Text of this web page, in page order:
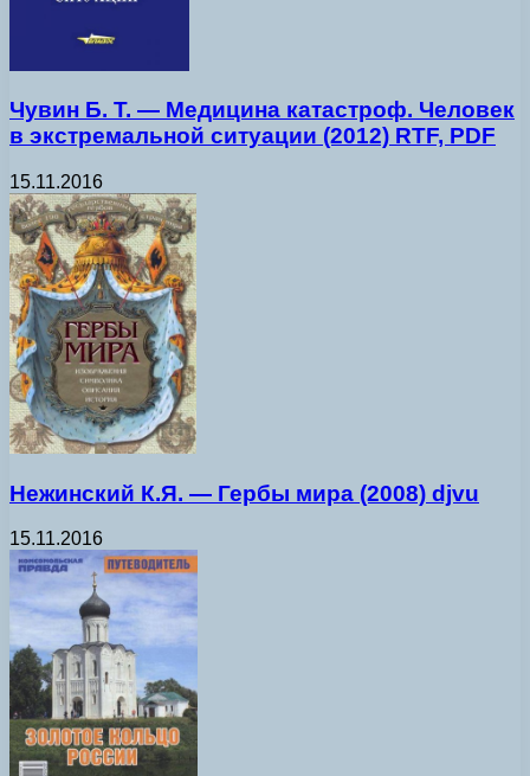
Чувин Б. Т. — Медицина катастроф. Человек
в экстремальной ситуации (2012) RTF, PDF
15.11.2016
Нежинский К.Я. — Гербы мира (2008) djvu
15.11.2016